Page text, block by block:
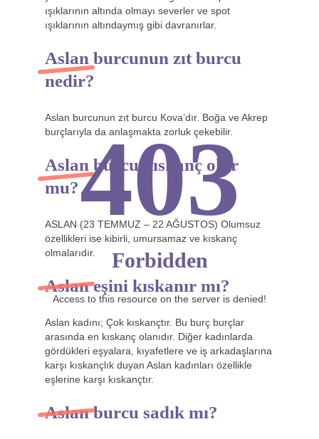
ışıklarının altında olmayı severler ve spot
ışıklarının altındaymış gibi davranırlar.
Aslan burcunun zıt burcu
nedir?
Aslan burcunun zıt burcu Kova’dır. Boğa ve Akrep
burçlarıyla da anlaşmakta zorluk çekebilir.
Aslan burcu kıskanç olur
mu?
ASLAN (23 TEMMUZ – 22 AĞUSTOS) Olumsuz
özellikleri ise kibirli, umursamaz ve kıskanç
olmalarıdır.
Aslan eşini kıskanır mı?
Aslan kadını; Çok kıskançtır. Bu burç burçlar
arasında en kıskanç olanıdır. Diğer kadınlarda
gördükleri eşyalara, kıyafetlere ve iş arkadaşlarına
karşı kıskançlık duyan Aslan kadınları özellikle
eşlerine karşı kıskançtır.
Aslan burcu sadık mı?
403
Forbidden
Access to this resource on the server is denied!